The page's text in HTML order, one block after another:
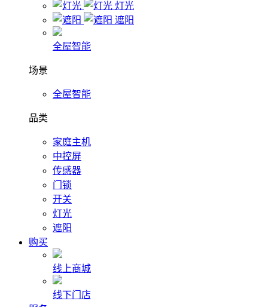
灯光
遮阳
全屋智能
场景
全屋智能
品类
家庭主机
中控屏
传感器
门锁
开关
灯光
遮阳
购买
线上商城
线下门店